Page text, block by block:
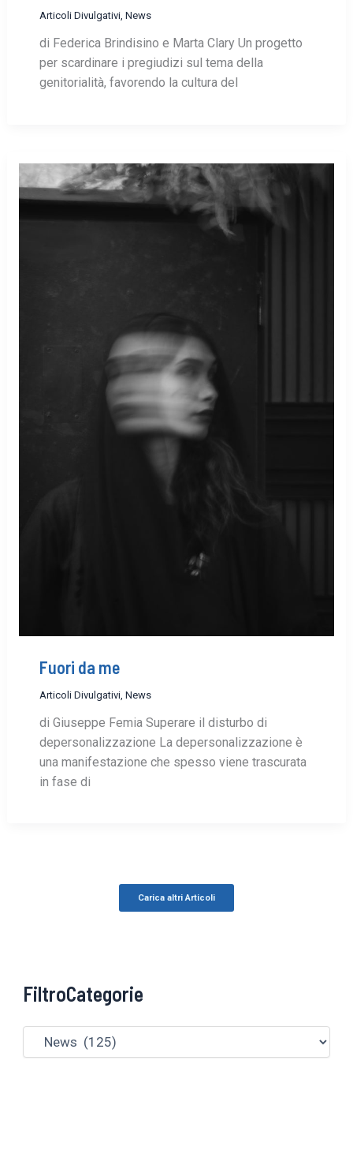
Articoli Divulgativi, News
di Federica Brindisino e Marta Clary Un progetto
per scardinare i pregiudizi sul tema della
genitorialità, favorendo la cultura del
Fuori da me
Articoli Divulgativi, News
di Giuseppe Femia Superare il disturbo di
depersonalizzazione La depersonalizzazione è
una manifestazione che spesso viene trascurata
in fase di
Carica altri Articoli
FiltroCategorie